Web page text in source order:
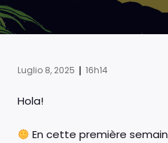
Luglio 8, 2025 | 16h14
Hola!
En cette première